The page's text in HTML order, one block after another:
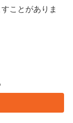
ことがありま